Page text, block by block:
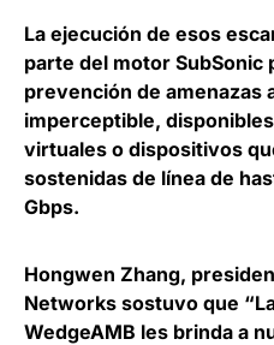
La ejecución de esos
parte del motor SubSonic
prevención de amenazas
imperceptible,
virtuales o dispositivos
sostenidas de línea de
Gbps.
Hongwen Zhang,
Networks sostuvo que
WedgeAMB les brinda a